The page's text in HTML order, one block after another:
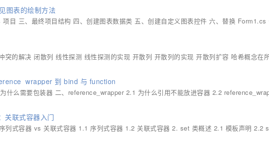
图表的绘制方法
目 三、最终项目结构 四、创建图表数据类 五、创建自定义图表控件 六、替换 Form1.cs
突的解决 闭散列 线性探测 线性探测的实现 开散列 开散列的实现 开散列扩容 哈希概念在
到 bind 与 function
什么需要包装器 二、reference_wrapper 2.1 为什么引用不能放进容器 2.2
关联式容器入门
列式容器 vs 关联式容器 1.1 序列式容器 1.2 关联式容器 2. set 类概述 2.1 模板声明 2.2